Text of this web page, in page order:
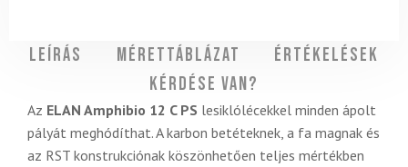
Leírás Mérettáblázat
Értékelések
Kérdése van?
Az ELAN Amphibio 12 C PS lesiklólécekkel minden ápolt
pályát meghódíthat. A karbon betéteknek, a fa magnak és
az RST konstrukciónak köszönhetően teljes mértékben